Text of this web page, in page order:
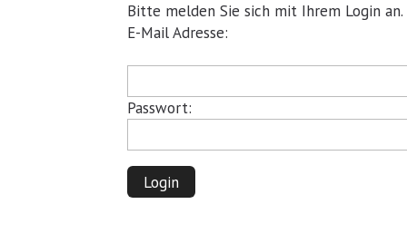
Bitte melden Sie sich mit Ihrem Login an.
Pflichtfeld
E-Mail Adresse:
Pflichtfeld
Passwort:
Login